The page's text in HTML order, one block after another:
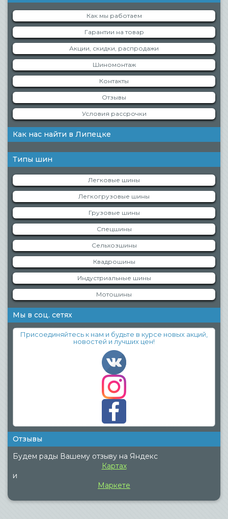
Как мы работаем
Гарантии на товар
Акции, скидки, распродажи
Шиномонтаж
Контакты
Отзывы
Условия рассрочки
Как нас найти в Липецке
Типы шин
Легковые шины
Легкогрузовые шины
Грузовые шины
Спецшины
Сельхозшины
Квадрошины
Индустриальные шины
Мотошины
Мы в соц. сетях
Присоединяйтесь к нам и будьте в курсе новых акций,
новостей и лучших цен!
Отзывы
Будем рады Вашему отзыву на Яндекс
Картах
и
Маркете